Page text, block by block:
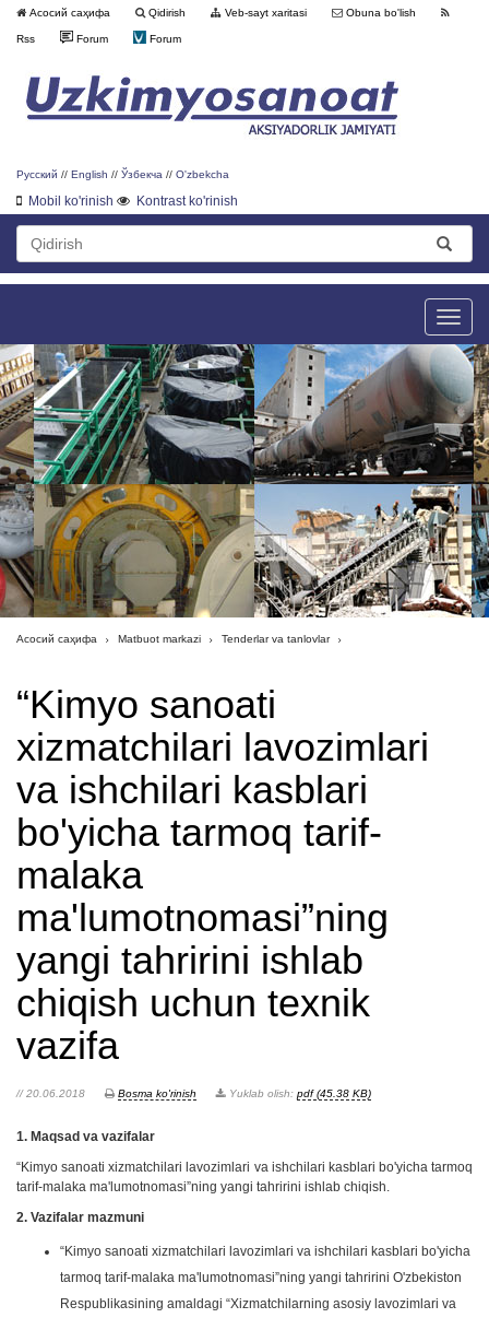
Асосий саҳифа Qidirish Veb-sayt xaritasi Obuna bo'lish
Rss Forum Forum
Русский // English // Ўзбекча // O'zbekcha
Mobil ko'rinish Kontrast ko'rinish
Toggle
Асосий саҳифа Matbuot markazi Tenderlar va tanlovlar
“Kimyo sanoati
xizmatchilari lavozimlari
va ishchilari kasblari
bo'yicha tarmoq tarif-
malaka
ma'lumotnomasi”ning
yangi tahririni ishlab
chiqish uchun texnik
vazifa
// 20.06.2018 Bosma ko'rinish Yuklab olish: pdf (45.38 KB)
1. Maqsad va vazifalar
“Kimyo sanoati xizmatchilari lavozimlari va ishchilari kasblari bo'yicha tarmoq
tarif-malaka ma'lumotnomasi”ning yangi tahririni ishlab chiqish.
2. Vazifalar mazmuni
“Kimyo sanoati xizmatchilari lavozimlari va ishchilari kasblari bo'yicha
tarmoq tarif-malaka ma'lumotnomasi”ning yangi tahririni O'zbekiston
Respublikasining amaldagi “Xizmatchilarning asosiy lavozimlari va